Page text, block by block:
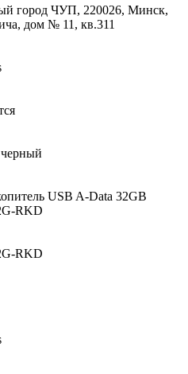
город ЧУП, 220026, Минск,
дом № 11, кв.311
USB A-Data 32GB
RKD
RKD